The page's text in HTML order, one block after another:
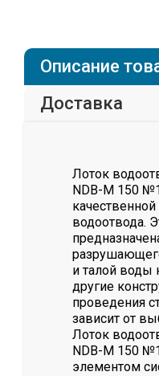
Описание
Доставка
Лоток
NDB-M 150
водоотвода.
и талой воды
другие
проведения
зависит от
Лоток
NDB-M 150
элементом